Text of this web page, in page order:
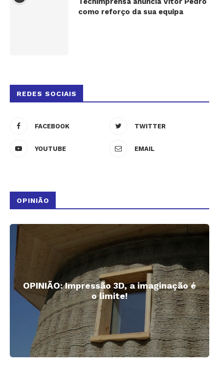
como reforço da sua equipa
REDES SOCIAIS
FACEBOOK TWITTER
YOUTUBE EMAIL
OPINIÃO
OPINIÃO: Impressão 3D, a imaginação é
o limite!